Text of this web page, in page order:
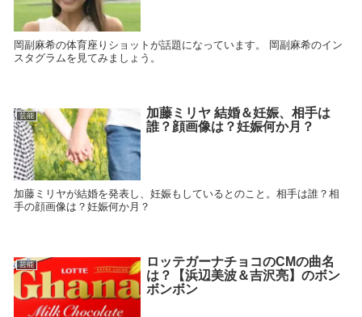
岡副麻希の体育座りショットが話題になっています。 岡副麻希のイン
スタグラムを見てみましょう。
芸能
加藤ミリヤ 結婚＆妊娠、相手は
誰？顔画像は？妊娠何か月？
加藤ミリヤが結婚を発表し、妊娠もしているとのこと。相手は誰？相
手の顔画像は？妊娠何か月？
芸能
ロッテガーナチョコのCMの曲名
は？【浜辺美波＆吉沢亮】のボン
ボンボン